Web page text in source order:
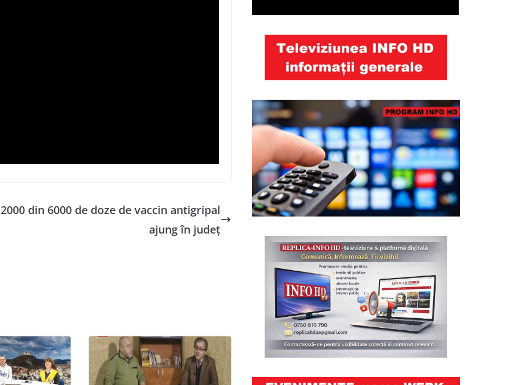
2000 din 6000 de doze de vaccin antigripal
ajung în județ